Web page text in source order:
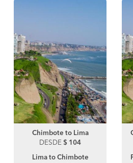
Chimbote to Lima
DESDE $ 104
Lima to Chimbote